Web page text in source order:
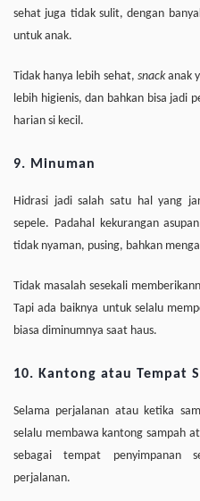
sehat juga tidak sulit, dengan
untuk anak.
Tidak hanya lebih sehat, snackanak
lebih higienis, dan bahkan bisa jadi
harian si kecil.
9. Minuman
Hidrasi jadi salah satu hal yang
sepele. Padahal kekurangan
tidak nyaman, pusing, bahkan
Tidak masalah sesekali
Tapi ada baiknya untuk selalu
biasa diminumnya saat haus.
10. Kantong atau Tempat
Selama perjalanan atau ketika
selalu membawa kantong sampah
sebagai tempat penyimpanan
perjalanan.